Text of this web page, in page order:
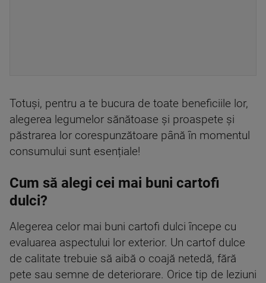
Totuși, pentru a te bucura de toate beneficiile lor,
alegerea legumelor sănătoase și proaspete și
păstrarea lor corespunzătoare până în momentul
consumului sunt esențiale!
Cum să alegi cei mai buni cartofi
dulci?
Alegerea celor mai buni cartofi dulci începe cu
evaluarea aspectului lor exterior. Un cartof dulce
de calitate trebuie să aibă o coajă netedă, fără
pete sau semne de deteriorare. Orice tip de leziuni